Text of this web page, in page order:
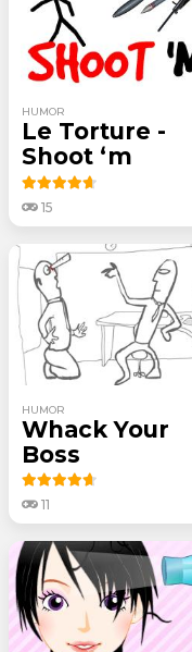
HUMOR
Le Torture -
Shoot ‘m
15
HUMOR
Whack Your
Boss
11